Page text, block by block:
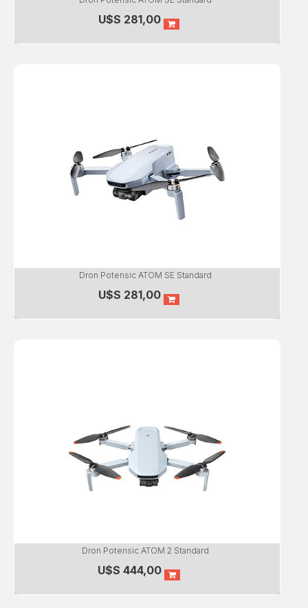
U$S 281,00
Dron Potensic ATOM SE Standard
U$S 281,00
Dron Potensic ATOM 2 Standard
U$S444,00